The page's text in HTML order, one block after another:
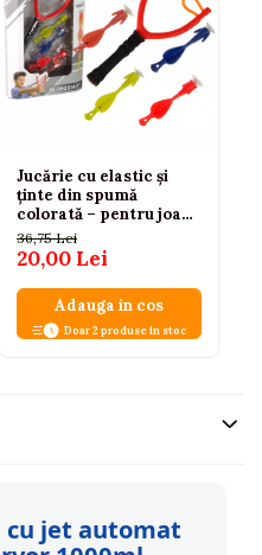
Jucărie cu elastic și
ținte din spumă
colorată – pentru joacă
activă
36,75 Lei
20,00 Lei
Adauga in cos
Doar 2 produse in stoc
cu jet automat